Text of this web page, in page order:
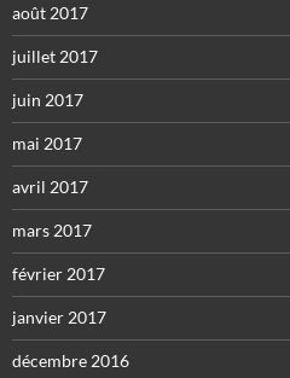
août 2017
juillet 2017
juin 2017
mai 2017
avril 2017
mars 2017
février 2017
janvier 2017
décembre 2016